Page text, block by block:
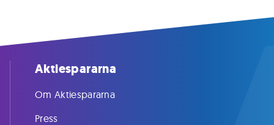
Aktiespararna
Om Aktiespararna
Press